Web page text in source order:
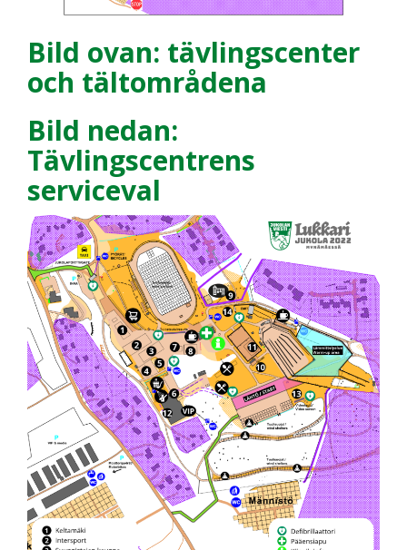
Bild ovan: tävlingscenter
och tältområdena
Bild nedan:
Tävlingscentrens
serviceval